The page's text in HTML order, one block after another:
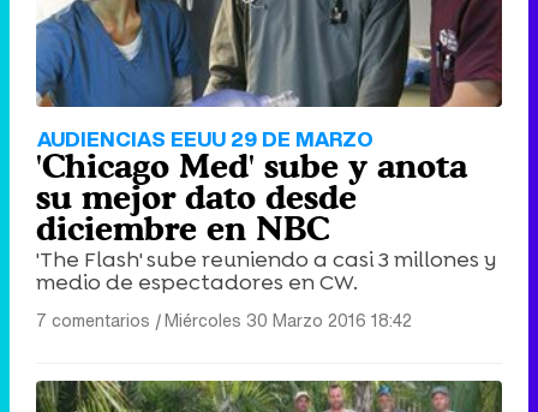
Tráiler de la tercera temporada de 'The Walking Dead: Dead City' de AMC+
Canción ganadora de Eurovisión 2026: DARA con "Bangaranga" por Bulgaria
AUDIENCIAS EEUU 29 DE MARZO
'Chicago Med' sube y anota
su mejor dato desde
diciembre en NBC
'The Flash' sube reuniendo a casi 3 millones y
medio de espectadores en CW.
7 comentarios |Miércoles 30 Marzo 2016 18:42